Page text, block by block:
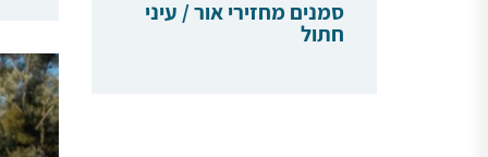
סמנים מחזירי אור / עיני
חתול